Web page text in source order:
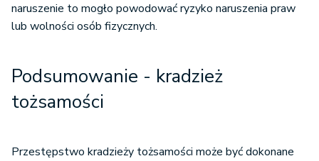
naruszenie to mogło powodować ryzyko naruszenia praw
lub wolności osób fizycznych.
Podsumowanie - kradzież
tożsamości
Przestępstwo kradzieży tożsamości może być dokonane